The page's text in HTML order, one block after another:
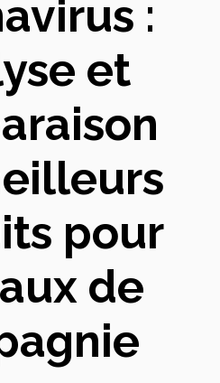
:
et
pour
de